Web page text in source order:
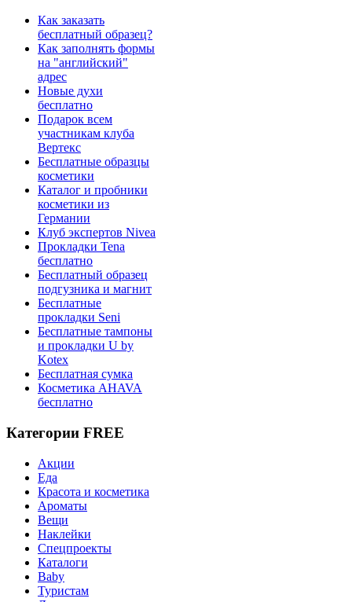
Как заказать
бесплатный образец?
Как заполнять формы
на "английский"
адрес
Новые духи
бесплатно
Подарок всем
участникам клуба
Вертекс
Бесплатные образцы
косметики
Каталог и пробники
косметики из
Германии
Клуб экспертов Nivea
Прокладки Tena
бесплатно
Бесплатный образец
подгузника и магнит
Бесплатные
прокладки Seni
Бесплатные тампоны
и прокладки U by
Kotex
Бесплатная сумка
Косметика AHAVA
бесплатно
Категории FREE
Акции
Еда
Красота и косметика
Ароматы
Вещи
Наклейки
Спецпроекты
Каталоги
Baby
Туристам